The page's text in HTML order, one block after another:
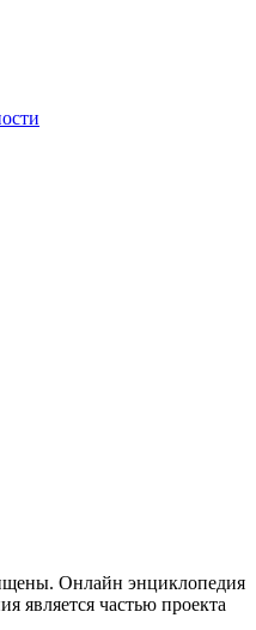
Онлайн энциклопедия
является частью проекта